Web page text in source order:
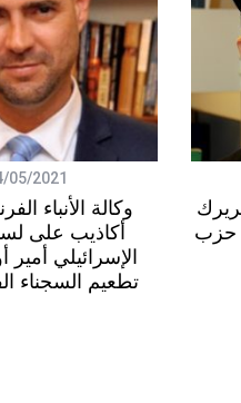
حزب
05/2021
وكالة الأنباء
أكاذيب على
الإسرائيلي أمير
تطعيم السجناء